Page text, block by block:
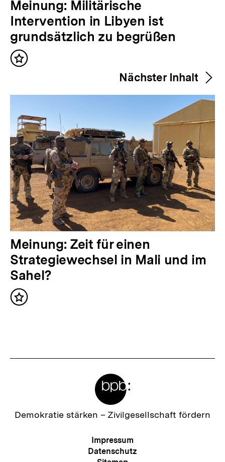
V
o
r
h
e
i
g
e
r
I
n
h
a
l
t
:
Meinung: Militärische
Intervention in Libyen ist
grundsätzlich zu begrüßen
Inhalt
Nächster Inhalt
N
ä
c
h
s
a
Meinung: Zeit für einen
Strategiewechsel in Mali und im
Sahel?
Inhalt
Zur
Demokratie stärken – Zivilgesellschaft fördern
Meta-
Navigation
Impressum
Datenschutz